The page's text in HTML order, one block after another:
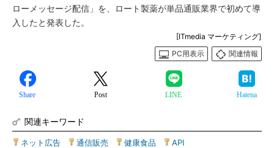
ローメッセージ配信」を、ロート製薬が単品通販業界で初めて導
入したと発表した。
[ITmedia マーケティング]
PC用表示
関連情報
Share Post LINE Hatena
関連キーワード
ネット広告 通信販売 健康食品 API